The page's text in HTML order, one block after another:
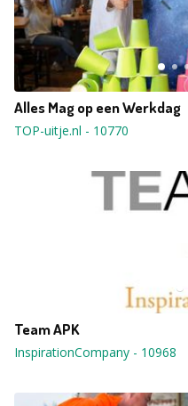
Alles Mag op een Werkdag
TOP-uitje.nl - 10770
Team APK
InspirationCompany - 10968